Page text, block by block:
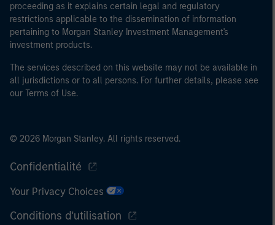
proceeding as it explains certain legal and regulatory
restrictions applicable to the dissemination of information
pertaining to Morgan Stanley Investment Management's
investment products.
The services described on this website may not be available in
all jurisdictions or to all persons. For further details, please see
our Terms of Use.
© 2026 Morgan Stanley. All rights reserved.
Confidentialité
Your Privacy Choices
Conditions d'utilisation